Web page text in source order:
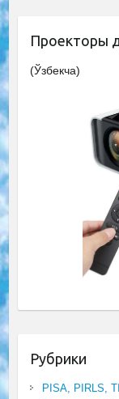
Проекторы
(Ўзбекча)
Рубрики
PISA, PIRLS,